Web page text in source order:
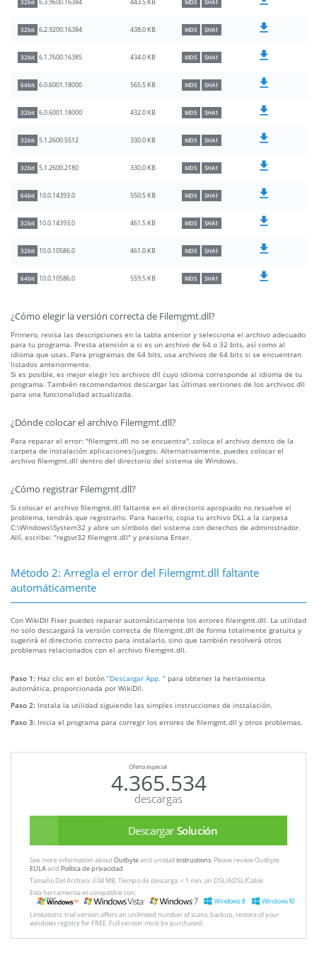
32bit 6.3.9600.16384 443.5 KB MD5 SHA1
32bit 6.2.9200.16384 438.0 KB MD5 SHA1
32bit 6.1.7600.16385 434.0 KB MD5 SHA1
64bit 6.0.6001.18000 565.5 KB MD5 SHA1
32bit 6.0.6001.18000 432.0 KB MD5 SHA1
32bit 5.1.2600.5512 330.0 KB MD5 SHA1
32bit 5.1.2600.2180 330.0 KB MD5 SHA1
64bit 10.0.14393.0 550.5 KB MD5 SHA1
32bit 10.0.14393.0 461.5 KB MD5 SHA1
32bit 10.0.10586.0 461.0 KB MD5 SHA1
64bit 10.0.10586.0 559.5 KB MD5 SHA1
¿Cómo elegir la versión correcta de Filemgmt.dll?
Primero, revisa las descripciones en la tabla anterior y selecciona el archivo adecuado
para tu programa. Presta atención a si es un archivo de 64 o 32 bits, así como al
idioma que usas. Para programas de 64 bits, usa archivos de 64 bits si se encuentran
listados anteriormente.
Si es posible, es mejor elegir los archivos dll cuyo idioma corresponde al idioma de tu
programa. También recomendamos descargar las últimas versiones de los archivos dll
para una funcionalidad actualizada.
¿Dónde colocar el archivo Filemgmt.dll?
Para reparar el error: "filemgmt.dll no se encuentra", coloca el archivo dentro de la
carpeta de instalación aplicaciones/juegos. Alternativamente, puedes colocar el
archivo filemgmt.dll dentro del directorio del sistema de Windows.
¿Cómo registrar Filemgmt.dll?
Si colocar el archivo filemgmt.dll faltante en el directorio apropiado no resuelve el
problema, tendrás que registrarlo. Para hacerlo, copia tu archivo DLL a la carpeta
C:\Windows\System32 y abre un símbolo del sistema con derechos de administrador.
Allí, escribe: "regsvr32 filemgmt.dll" y presiona Enter.
Método 2: Arregla el error del Filemgmt.dll faltante
automáticamente
Con WikiDll Fixer puedes reparar automáticamente los errores filemgmt.dll. La utilidad
no solo descargará la versión correcta de filemgmt.dll de forma totalmente gratuita y
sugerirá el directorio correcto para instalarlo, sino que también resolverá otros
problemas relacionados con el archivo filemgmt.dll.
Paso 1: Haz clic en el botón “Descargar App. ” para obtener la herramienta
automática, proporcionada por WikiDll.
Paso 2: Instala la utilidad siguiendo las simples instrucciones de instalación.
Paso 3: Inicia el programa para corregir los errores de filemgmt.dll y otros problemas.
Oferta especial
4.365.534
descargas
Descargar Solución
See more information aboutOutbyteand unistallinstrustions. Please review Outbyte
EULAand Política de privacidad
Tamaño Del Archivo: 3.04 MB, Tiempo de descarga: < 1 min. on DSL/ADSL/Cable
Esta herramienta es compatible con:
Limitations: trial version offers an unlimited number of scans, backup, restore of your
windows registry for FREE. Full version must be purchased.